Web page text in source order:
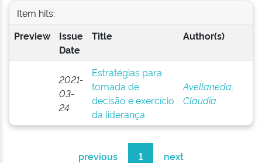
Item hits:
Preview
Issue
Date
Title Author(s)
2021-
03-
24
Estratégias para
tomada de
decisão e exercício
da liderança
Avellaneda,
Claudia
previous 1 next